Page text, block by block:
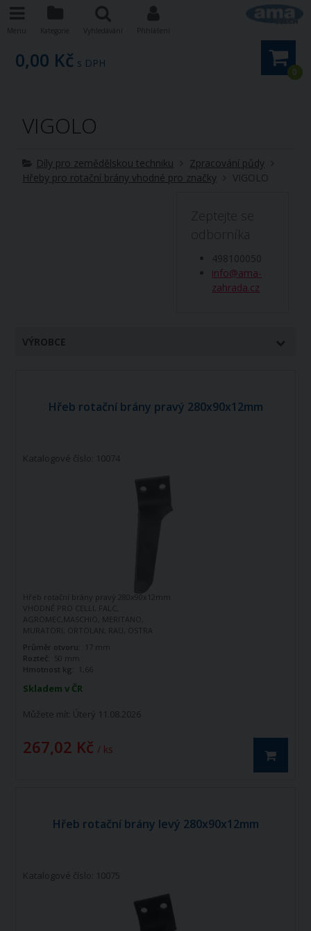
0
0,00 Kč s DPH
VIGOLO
Díly pro zemědělskou techniku
Zpracování půdy
Hřeby pro rotační brány vhodné pro značky
VIGOLO
Zeptejte se
odborníka
498100050
info@ama-
zahrada.cz
VÝROBCE
Hřeb rotační brány pravý 280x90x12mm
Katalogové číslo: 10074
Skladem v ČR
Můžete mít: Úterý 11.08.2026
267,02 Kč / ks
Hřeb rotační brány pravý 280x90x12mm
VHODNÉ PRO CELLI, FALC,
AGROMEC,MASCHIO, MERITANO,
MURATORI, ORTOLAN, RAU, OSTRA
Průměr otvoru:
17 mm
Rozteč:
50 mm
Hmotnost kg:
1,66
Hřeb rotační brány levý 280x90x12mm
Katalogové číslo: 10075
Menu Kategorie Vyhledávání Přihlášení